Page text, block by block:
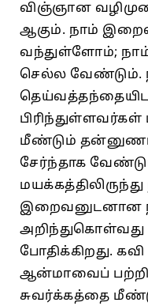
விஞ்ஞான
ஆகும்‌. நாம்‌
வந்துள்ளோம்‌;
செல்ல வேண்டும்‌.
பிரிந்துள்ளவர்கள்‌
மீண்டும்‌
சேர்ந்தாக
இறைவனுடனான
போதிக்கிறது.
ஆன்மாவைப்‌
சுவர்க்கத்தை